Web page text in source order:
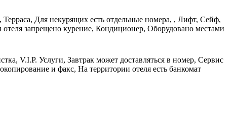
Терраса, Для некурящих есть отдельные номера, , Лифт, Сейф,
запрещено курение, Кондиционер, Оборудовано местами
V.I.P. Услуги, Завтрак может доставляться в номер, Сервис
и факс, На территории отеля есть банкомат